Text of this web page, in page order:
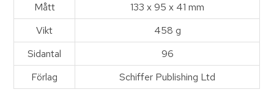
Mått
133 x 95 x 41 mm
Vikt
458 g
Sidantal
96
Förlag
Schiffer Publishing Ltd